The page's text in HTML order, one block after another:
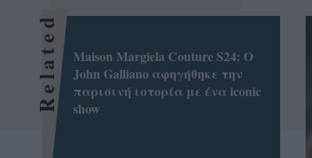
Related
Maison Margiela Couture S24: O
John Galliano αφηγήθηκε την
παρισινή ιστορία με ένα iconic
show